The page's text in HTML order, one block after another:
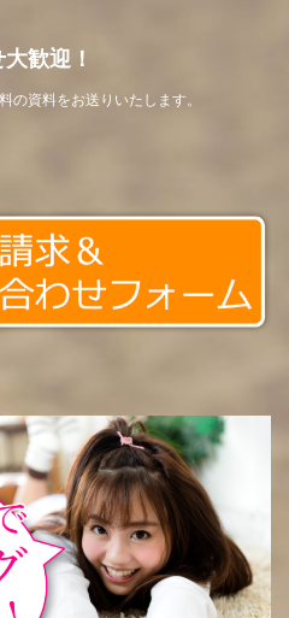
歓迎！
の資料をお送りいたします。